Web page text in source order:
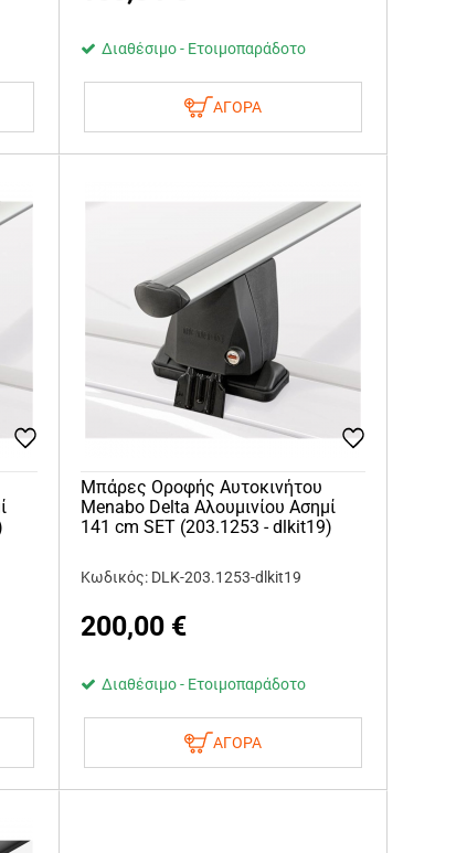
Διαθέσιμο - Ετοιμοπαράδοτο
ΑΓΟΡΑ
Μπάρες Οροφής Αυτοκινήτου
Menabo Delta Αλουμινίου Ασημί
141 cm SET (203.1253 - dlkit19)
Κωδικός: DLK-203.1253-dlkit19
200,00 €
Διαθέσιμο - Ετοιμοπαράδοτο
ΑΓΟΡΑ